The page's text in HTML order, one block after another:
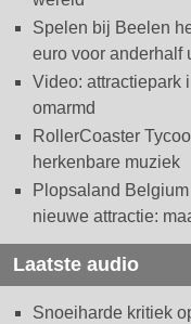
Spelen bij Beelen
euro voor anderhalf
Video: attractiepark
omarmd
RollerCoaster
herkenbare muziek
Plopsaland
nieuwe attractie:
Laatste audio
Snoeiharde kritiek